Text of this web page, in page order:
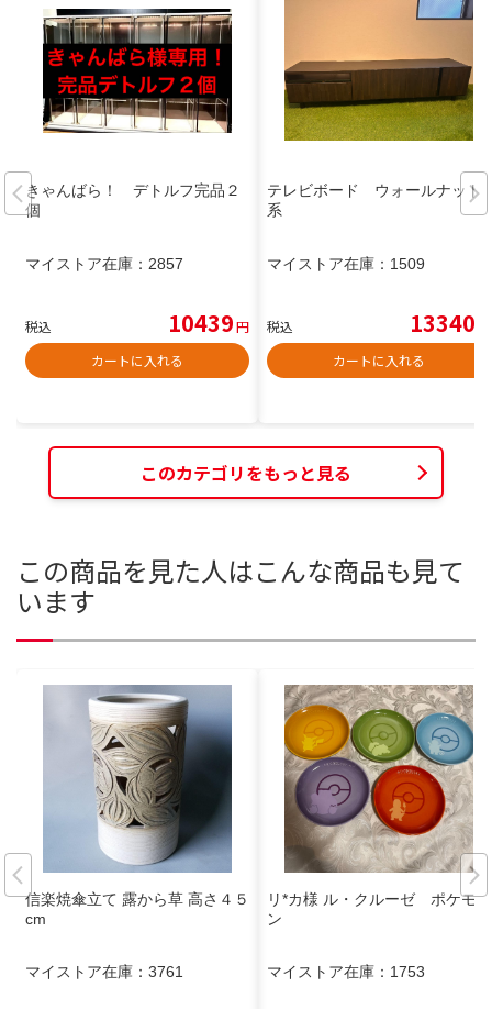
きゃんばら！ デトルフ完品２
個
マイストア在庫： 2857
税込 10439円
カートに入れる
テレビボード ウォールナット
系
マイストア在庫： 1509
税込 13340
カートに入れる
このカテゴリをもっと見る
この商品を見た人はこんな商品も見て
います
信楽焼傘立て 露から草 高さ４５
cm
マイストア在庫： 3761
リ*カ様 ル・クルーゼ ポケモ
ン
マイストア在庫： 1753